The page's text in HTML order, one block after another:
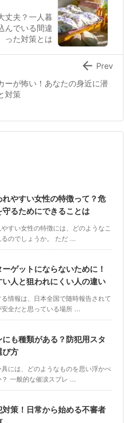
丈夫？一人暮
んでいる間違
った対策とは
ーが怖い！あなたの身近に潜
対策
 Prev
れやすい女性の特徴って？危
守るためにできることは
すい女性の特徴には、どのようなこ
るのでしょうか。 ただ ...
ゲットにならないために！
い人と狙われにくい人の違い
情報は、日本全国で随時報告されて
全だと思っている場所 ...
にも種類がある？防犯用スタ
び方
には、どのようなものを思い浮かべ
一般的な催涙スプレ ...
対策！日常から始める不審者